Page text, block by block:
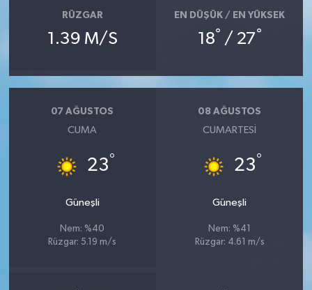
RÜZGAR
1.39 M/S
EN DÜŞÜK / EN YÜKSEK
18° / 27°
07 AĞUSTOS
CUMA
23°
Güneşli
Nem: %40
Rüzgar: 5.19 m/s
08 AĞUSTOS
CUMARTESI
23°
Güneşli
Nem: %41
Rüzgar: 4.61 m/s